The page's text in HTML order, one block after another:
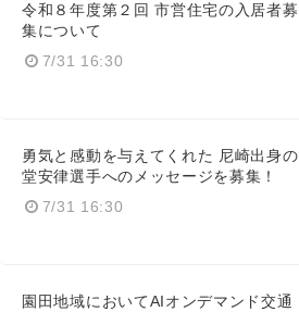
令和８年度第２回 市営住宅の入居者募
集について
7/31 16:30
勇気と感動を与えてくれた 尼崎出身の
堂安律選手へのメッセージを募集！
7/31 16:30
園田地域においてAIオンデマンド交通